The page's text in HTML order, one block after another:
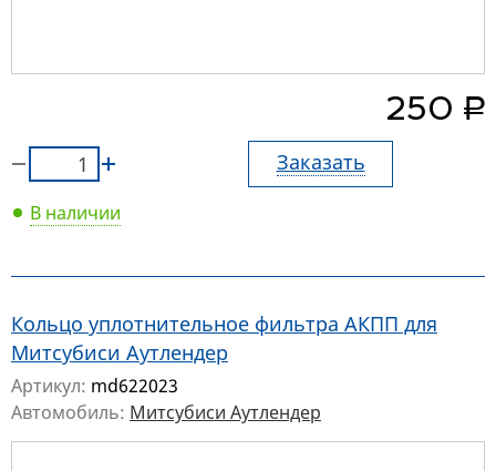
250 руб.
Заказать
В наличии
Кольцо уплотнительное фильтра АКПП для
Митсубиси Аутлендер
Артикул: md622023
Автомобиль: Митсубиси Аутлендер